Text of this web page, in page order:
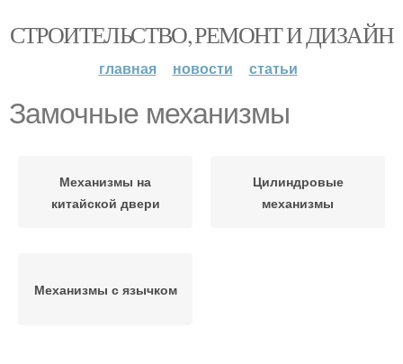
СТРОИТЕЛЬСТВО, РЕМОНТ И ДИЗАЙН
главная новости статьи
Замочные механизмы
Механизмы на
китайской двери
Цилиндровые
механизмы
Механизмы с язычком